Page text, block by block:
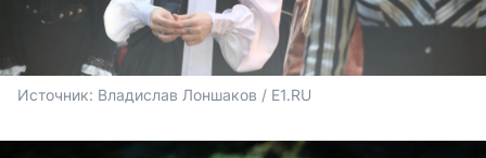
Источник: Владислав Лоншаков / E1.RU